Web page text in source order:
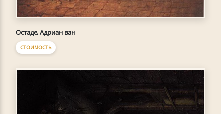
Остаде, Адриан ван
СТОИМОСТЬ